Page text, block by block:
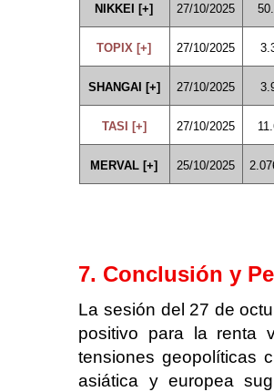
NIKKEI [+] 27/10/2025
TOPIX [+] 27/10/2025
SHANGAI [+] 27/10/2025
TASI [+] 27/10/2025
MERVAL [+] 25/10/2025
7. Conclusión y
La sesión del 27 de
positivo para la renta
tensiones geopolíticas
asiática y europea